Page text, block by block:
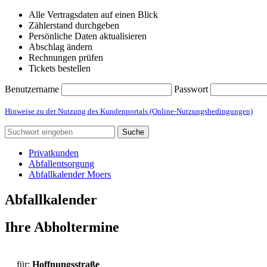
Alle Vertragsdaten auf einen Blick
Zählerstand durchgeben
Persönliche Daten aktualisieren
Abschlag ändern
Rechnungen prüfen
Tickets bestellen
Benutzername Passwort
Hinweise zu der Nutzung des Kundenportals (Online-Nutzungsbedingungen)
Suche
Privatkunden
Abfallentsorgung
Abfallkalender Moers
Abfallkalender
Ihre Abholtermine
für: Hoffnungsstraße